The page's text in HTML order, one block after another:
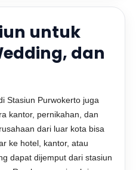
untuk
dan
Stasiun Purwokerto juga
kantor, pernikahan, dan
dari luar kota bisa
ke hotel, kantor, atau
dapat dijemput dari stasiun